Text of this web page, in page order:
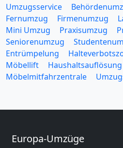
Umzugsservice
Fernumzug
Firmenumzug
Mini Umzug
Praxisumzug
Seniorenumzug
Entrümpelung
Möbellift
Haushaltsauflösung
Möbelmitfahrzentrale
Europa-Umzüge